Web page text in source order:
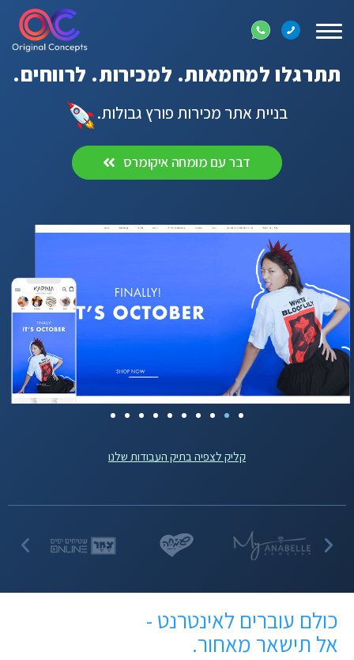
Toggle
תתרגלו למחמאות. למכירות. לרווחים.
בניית אתר מכירות פורץ גבולות.
דבר עם מומחה איקומרס
קליק לצפיה בתיק העבודות שלנו
כולם עוברים לאינטרנט -
אל תישאר מאחור.